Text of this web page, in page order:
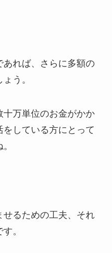
あれば、さらに多額の
う。
万単位のお金がかか
している方にとって
るための工夫、それ
す。